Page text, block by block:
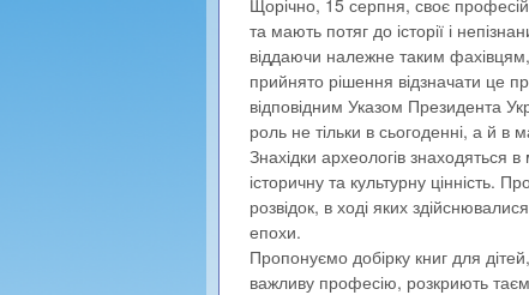
Щорічно, 15 серпня, своє
та мають потяг до історії і
віддаючи належне таким
прийнято рішення відзначати це
відповідним Указом Президента
роль не тільки в сьогоденні, а й в
Знахідки археологів знаходяться
історичну та культурну цінність.
розвідок, в ході яких
епохи.
Пропонуємо добірку книг для
важливу професію, розкриють